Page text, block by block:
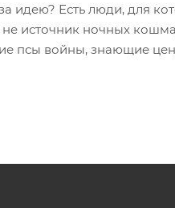
идею? Есть люди, для
источник ночных
псы войны, знающие